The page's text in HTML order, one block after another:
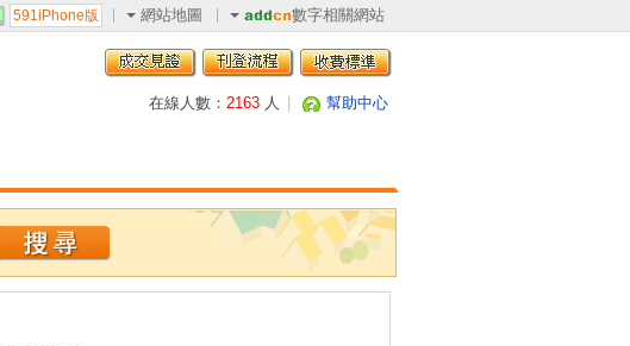
591iPhone版 網站地圖 數字相關網站
在線人數： 2163 人 幫助中心